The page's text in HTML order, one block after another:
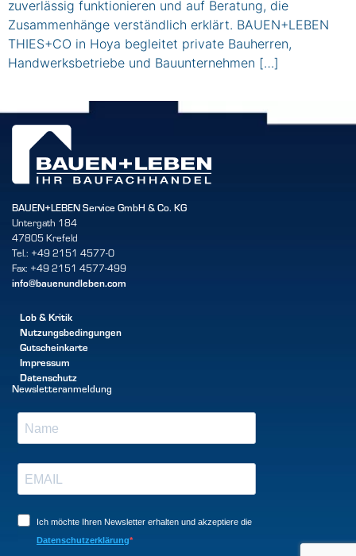
zuverlässig funktionieren und auf Beratung, die
Zusammenhänge verständlich erklärt. BAUEN+LEBEN
THIES+CO in Hoya begleitet private Bauherren,
Handwerksbetriebe und Bauunternehmen […]
BAUEN+LEBEN Service GmbH & Co. KG
Untergath 184
47805 Krefeld
Tel.: +49 2151 4577-0
Fax: +49 2151 4577-499
info@bauenundleben.com
Lob & Kritik
Nutzungsbedingungen
Gutscheinkarte
Impressum
Datenschutz
Newsletteranmeldung
Ich möchte Ihren Newsletter erhalten und akzeptiere die
Datenschutzerklärung